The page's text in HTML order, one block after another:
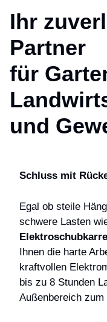
Ihr
Partner
für
und
Schluss mit
Egal ob steile
schwere Lasten
Ihnen die harte
kraftvollen
bis zu 8 Stunden
Außenbereich zum